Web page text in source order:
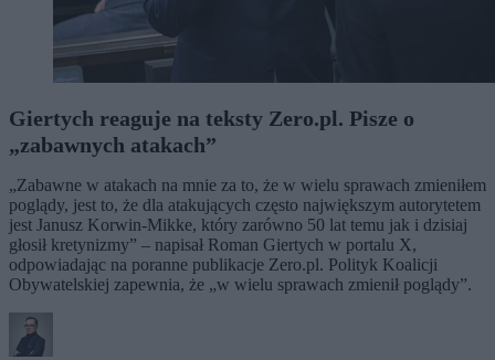
Giertych reaguje na teksty Zero.pl. Pisze o
„zabawnych atakach”
„Zabawne w atakach na mnie za to, że w wielu sprawach zmieniłem
poglądy, jest to, że dla atakujących często największym autorytetem
jest Janusz Korwin-Mikke, który zarówno 50 lat temu jak i dzisiaj
głosił kretynizmy” – napisał Roman Giertych w portalu X,
odpowiadając na poranne publikacje Zero.pl. Polityk Koalicji
Obywatelskiej zapewnia, że „w wielu sprawach zmienił poglądy”.